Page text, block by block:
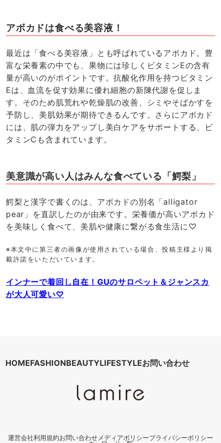
アボカドは食べる美容液！
最近は「食べる美容液」とも呼ばれているアボカド。豊
富な栄養素の中でも、果物には珍しくビタミンEの含有
量が高いのがポイントです。抗酸化作用を持つビタミン
Eは、血流を促す効果に優れ細胞の新陳代謝を促しま
す。そのため肌荒れや乾燥肌の改善、シミやそばかすを
予防し、美肌効果が期待できるんです。さらにアボカド
には、肌の弾力をアップし美白ケアをサポートする、ビ
タミンCも含まれています。
美意識が高い人はみんな食べている「鰐梨」
鰐梨と漢字で書くのは、アボカドの別名「alligator
pear」を直訳したのが由来です。栄養価が高いアボカド
を美味しく食べて、美肌や健康に繋がる食生活に♡
※本文中に第三者の画像が使用されている場合、投稿主様より掲
載許諾をいただいています。
インナーで着回し自在！GUのサロペット＆ジャンスカ
が大人可愛い♡
HOMEFASHIONBEAUTYLIFESTYLEお問い合わせ
運営会社利用規約お問い合わせ メディアポリシープライバシーポリシー